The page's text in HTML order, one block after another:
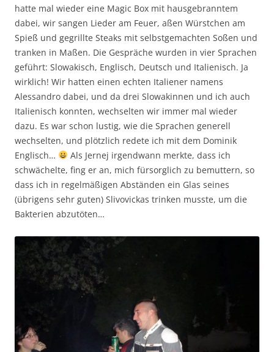
hatte mal wieder eine Magic Box mit hausgebranntem
dabei, wir sangen Lieder am Feuer, aßen Würstchen am
Spieß und gegrillte Steaks mit selbstgemachten Soßen und
tranken in Maßen. Die Gespräche wurden in vier Sprachen
geführt: Slowakisch, Englisch, Deutsch und Italienisch. Ja
wirklich! Wir hatten einen echten Italiener namens
Alessandro dabei, und da drei Slowakinnen und ich auch
Italienisch konnten, wechselten wir immer mal wieder
dazu. Es war schon lustig, wie die Sprachen generell
wechselten, und plötzlich redete ich mit dem Dominik
Englisch…
Als Jernej irgendwann merkte, dass ich
schwächelte, fing er an, mich fürsorglich zu bemuttern, so
dass ich in regelmäßigen Abständen ein Glas seines
(übrigens sehr guten) Slivovickas trinken musste, um die
Bakterien abzutöten…